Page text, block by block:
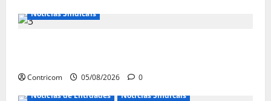
Notícias Sindicais
Contricom 05/08/2026
0
Notícias de Entidades
Notícias Sindicais